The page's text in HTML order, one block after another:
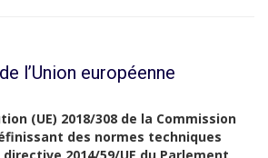
l’Union européenne
(UE) 2018/308 de la Commission
des normes techniques